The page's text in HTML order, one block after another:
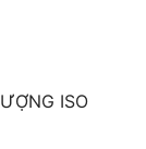
ISO